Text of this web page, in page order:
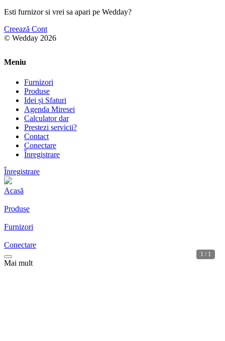
1 / 1
Esti furnizor si vrei sa apari pe Wedday?
Creează Cont
© Wedday 2026
Meniu
Furnizori
Produse
Idei și Sfaturi
Agenda Miresei
Calculator dar
Prestezi servicii?
Contact
Conectare
Înregistrare
Înregistrare
Acasă
Produse
Furnizori
Conectare
Mai mult